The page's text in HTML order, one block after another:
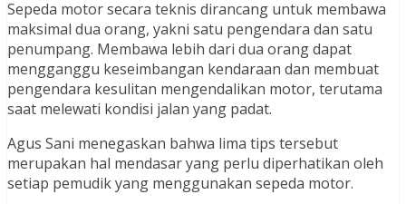
Sepeda motor secara teknis dirancang untuk membawa
maksimal dua orang, yakni satu pengendara dan satu
penumpang. Membawa lebih dari dua orang dapat
mengganggu keseimbangan kendaraan dan membuat
pengendara kesulitan mengendalikan motor, terutama
saat melewati kondisi jalan yang padat.
Agus Sani menegaskan bahwa lima tips tersebut
merupakan hal mendasar yang perlu diperhatikan oleh
setiap pemudik yang menggunakan sepeda motor.